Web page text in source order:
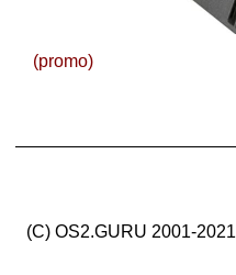
(promo)
(C) OS2.GURU 2001-2021